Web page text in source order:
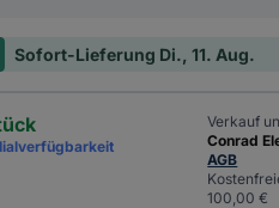
Sofort-Lieferung Di., 11. Aug.
Verkauf
Conrad
AGB
100,00 €